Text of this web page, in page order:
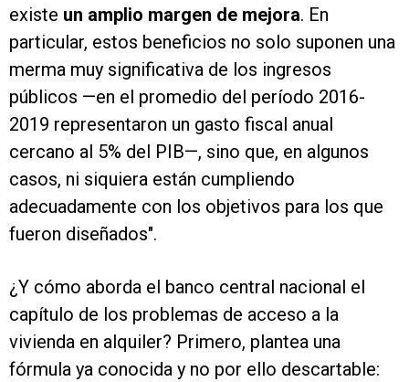
existe un amplio margen de mejora. En
particular, estos beneficios no solo suponen una
merma muy significativa de los ingresos
públicos —en el promedio del período 2016-
2019 representaron un gasto fiscal anual
cercano al 5% del PIB—, sino que, en algunos
casos, ni siquiera están cumpliendo
adecuadamente con los objetivos para los que
fueron diseñados".
¿Y cómo aborda el banco central nacional el
capítulo de los problemas de acceso a la
vivienda en alquiler? Primero, plantea una
fórmula ya conocida y no por ello descartable: